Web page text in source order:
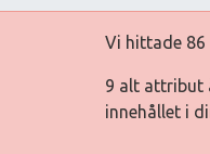
Vi hittade 86
9 alt attribut
innehållet i